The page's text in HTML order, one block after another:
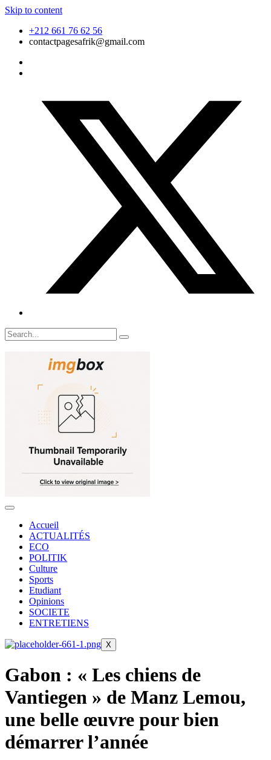
Skip to content
+212 661 76 62 56
contactpagesafrik@gmail.com
Accueil
ACTUALITÉS
ECO
POLITIK
Culture
Sports
Etudiant
Opinions
SOCIETE
ENTRETIENS
X
Gabon : « Les chiens de
Vantiegen » de Manz Lemou,
une belle œuvre pour bien
démarrer l’année